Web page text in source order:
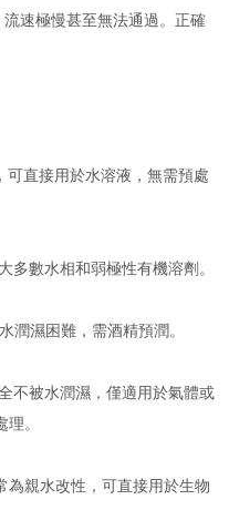
速極慢甚至無法通過。正確
直接用於水溶液，無需預處
數水相和弱極性有機溶劑。
濕困難，需酒精預潤。
被水潤濕，僅適用於氣體或
。
親水改性，可直接用於生物